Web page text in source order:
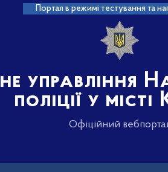
Портал в режимі тестування та
управління
поліції у місті
Офіційний